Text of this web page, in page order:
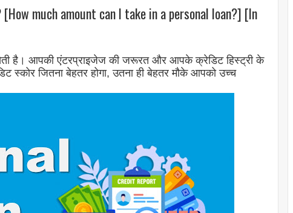
much amount can I take in a personal loan?] [In
है। आपकी एंटरप्राइजेज की जरूरत और आपके क्रेडिट हिस्ट्री के
जितना बेहतर होगा, उतना ही बेहतर मौके आपको उच्च